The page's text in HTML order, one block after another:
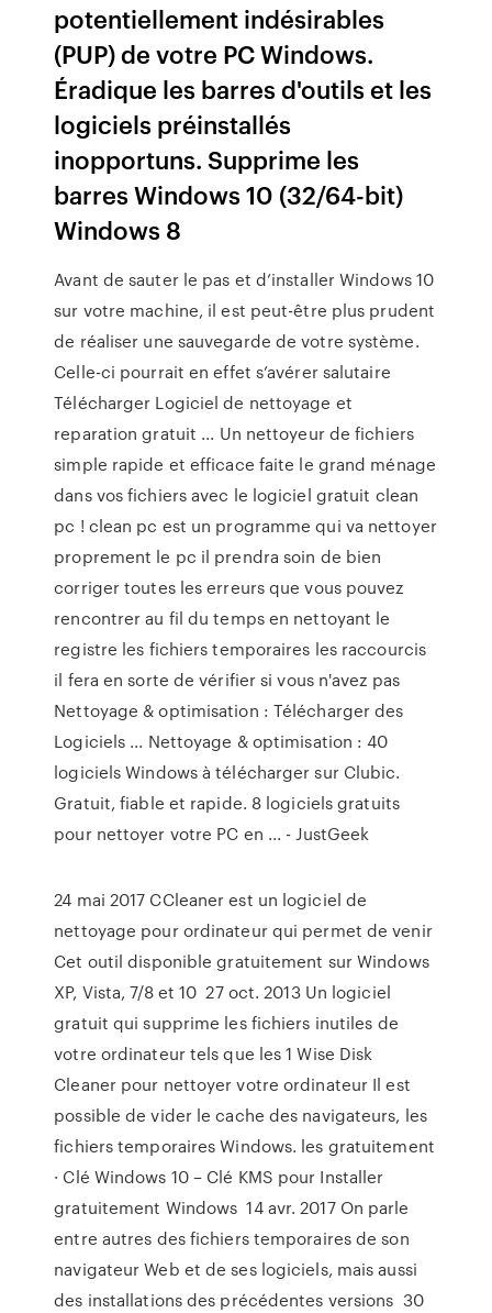
potentiellement indésirables
(PUP) de votre PC Windows.
Éradique les barres d'outils et les
logiciels préinstallés
inopportuns. Supprime les
barres Windows 10 (32/64-bit)
Windows 8
Avant de sauter le pas et d’installer Windows 10
sur votre machine, il est peut-être plus prudent
de réaliser une sauvegarde de votre système.
Celle-ci pourrait en effet s’avérer salutaire
Télécharger Logiciel de nettoyage et
reparation gratuit ... Un nettoyeur de fichiers
simple rapide et efficace faite le grand ménage
dans vos fichiers avec le logiciel gratuit clean
pc ! clean pc est un programme qui va nettoyer
proprement le pc il prendra soin de bien
corriger toutes les erreurs que vous pouvez
rencontrer au fil du temps en nettoyant le
registre les fichiers temporaires les raccourcis
il fera en sorte de vérifier si vous n'avez pas
Nettoyage & optimisation : Télécharger des
Logiciels ... Nettoyage & optimisation : 40
logiciels Windows à télécharger sur Clubic.
Gratuit, fiable et rapide. 8 logiciels gratuits
pour nettoyer votre PC en ... - JustGeek
24 mai 2017 CCleaner est un logiciel de
nettoyage pour ordinateur qui permet de venir
Cet outil disponible gratuitement sur Windows
XP, Vista, 7/8 et 10 27 oct. 2013 Un logiciel
gratuit qui supprime les fichiers inutiles de
votre ordinateur tels que les 1 Wise Disk
Cleaner pour nettoyer votre ordinateur Il est
possible de vider le cache des navigateurs, les
fichiers temporaires Windows. les gratuitement
· Clé Windows 10 – Clé KMS pour Installer
gratuitement Windows 14 avr. 2017 On parle
entre autres des fichiers temporaires de son
navigateur Web et de ses logiciels, mais aussi
des installations des précédentes versions 30